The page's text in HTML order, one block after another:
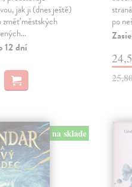
jak ji (dnes ještě)
změť městských
12 dní
po
na sklade